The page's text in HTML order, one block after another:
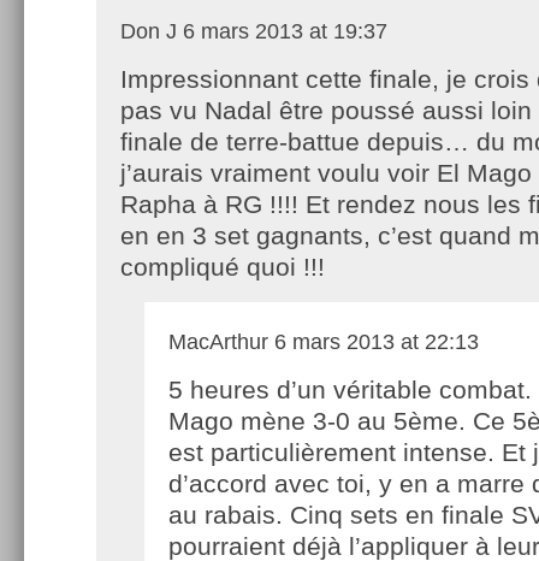
Don J 6 mars 2013 at 19:37
Impressionnant cette finale, je crois
pas vu Nadal être poussé aussi loin
finale de terre-battue depuis… du
j’aurais vraiment voulu voir El
Rapha à RG !!!! Et rendez nous les
en en 3 set gagnants, c’est quand
compliqué quoi !!!
MacArthur 6 mars 2013 at 22:13
5 heures d’un véritable combat.
Mago mène 3-0 au 5ème. Ce
est particulièrement intense. Et
d’accord avec toi, y en a marre
au rabais. Cinq sets en finale
pourraient déjà l’appliquer à